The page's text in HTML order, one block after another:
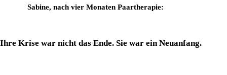
Sabine, nach vier Monaten Paartherapie:
Ihre Krise war nicht das Ende. Sie war ein Neuanfang.